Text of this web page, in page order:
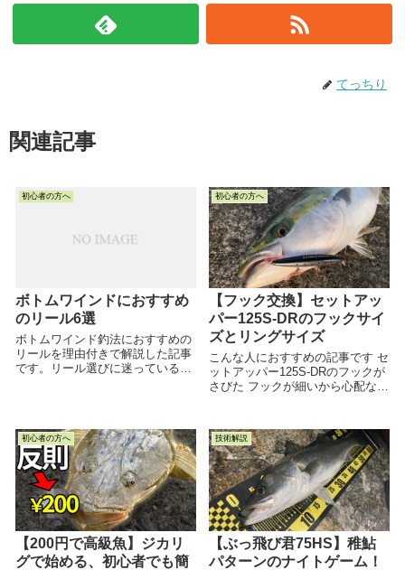
てっちり
関連記事
初心者の方へ
ボトムワインドにおすすめ
のリール6選
ボトムワインド釣法におすすめの
リールを理由付きで解説した記事
です。リール選びに迷っている方
初心者の方へ
【フック交換】セットアッ
パー125S-DRのフックサイ
ズとリングサイズ
こんな人におすすめの記事です セ
ットアッパー125S-DRのフックが
さびた フックが細いから心配なの
です あまり大きな声で言え...
初心者の方へ
【200円で高級魚】ジカリ
グで始める、初心者でも簡
技術解説
【ぶっ飛び君75HS】稚鮎
パターンのナイトゲーム！